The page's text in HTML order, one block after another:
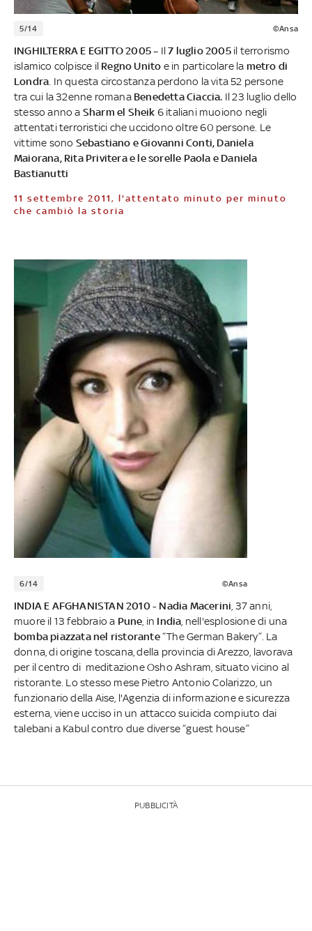
5/14 ©Ansa
INGHILTERRA E EGITTO 2005 – Il7 luglio 2005il terrorismo
islamico colpisce il Regno Unito e in particolare la metro di
Londra . In questa circostanza perdono la vita 52 persone
tra cui la 32enne romana Benedetta Ciaccia. Il 23 luglio dello
stesso anno a Sharm el Sheik 6 italiani muoiono negli
attentati terroristici che uccidono oltre 60 persone. Le
vittime sono Sebastiano e Giovanni Conti, Daniela
Maiorana, Rita Privitera e le sorelle Paola e Daniela
Bastianutti
11 settembre 2011, l'attentato minuto per minuto
che cambiò la storia
6/14 ©Ansa
INDIA E AFGHANISTAN 2010 - Nadia Macerini , 37 anni,
muore il 13 febbraio a Pune , in India , nell'esplosione di una
bomba piazzata nel ristorante“The German Bakery”. La
donna, di origine toscana, della provincia di Arezzo, lavorava
per il centro di meditazione Osho Ashram, situato vicino al
ristorante. Lo stesso mese Pietro Antonio Colarizzo, un
funzionario della Aise, l'Agenzia di informazione e sicurezza
esterna, viene ucciso in un attacco suicida compiuto dai
talebani a Kabul contro due diverse “guest house”
PUBBLICITÀ